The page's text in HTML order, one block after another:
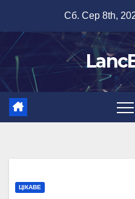
вмісту
Сб. Сер 8th,
ЦІКАВЕ